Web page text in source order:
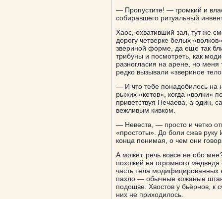
— Пропустите! — громкий и
собиравшего ритуальный
Хаос, охвативший зал, тут же
дорогу четверке белых
звериной форме, да еще так
трибуны и посмотреть, как
разногласия на арене, но
редко вызывали «звериное
— И что тебе понадобилось на
рыжих «котов», когда «волки»
приветствуя Нечаева, а один,
вежливым кивком.
— Невеста, — просто и четко
«простоты». До боли сжав руку
конца понимая, о чем они
А может, речь вовсе не обо
похожий на огромного
часть тела модифицированных
пахло — обычные кожаные
подошве. Хвостов у бьёрнов, к
них не приходилось.